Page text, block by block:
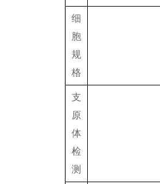
细
胞
规
格
支
原
体
检
测